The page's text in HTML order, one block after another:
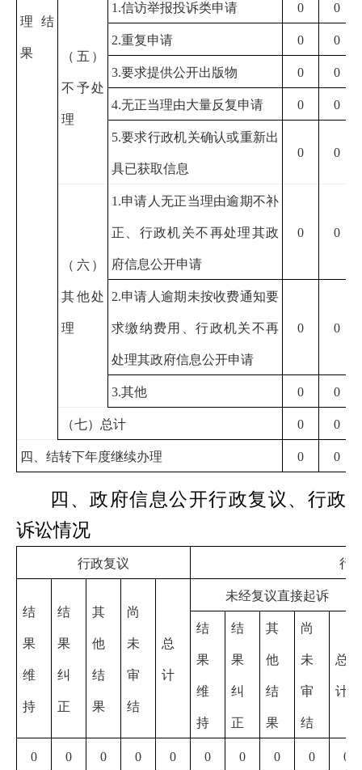
理结
果 （五）
不予处
理
1.信访举报投诉类申请 0 0
2.重复申请 0 0
3.要求提供公开出版物 0 0
4.无正当理由大量反复申请 0 0
5.要求行政机关确认或重新出
具已获取信息
0 0
（六）
其他处
理
1.申请人无正当理由逾期不补
正、行政机关不再处理其政
府信息公开申请
0 0
2.申请人逾期未按收费通知要
求缴纳费用、行政机关不再
处理其政府信息公开申请
0 0
3.其他 0 0
（七）总计 0 0
四、结转下年度继续办理 0 0
四、政府信息公开行政复议、行政
诉讼情况
行政复议 行
结
果
维
持
结
果
纠
正
其
他
结
果
尚
未
审
结
总
计
未经复议直接起诉
结
果
维
持
结
果
纠
正
其
他
结
果
尚
未
审
结
总
计
0 0 0 0 0 0 0 0 0 0